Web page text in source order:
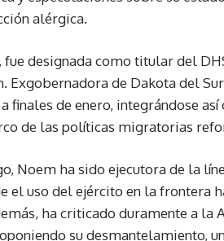
alérgica.
fue designada como titular del
Exgobernadora de Dakota del
finales de enero, integrándose
de las políticas migratorias
Noem ha sido ejecutora de la
el uso del ejército en la frontera
ha criticado duramente a la
su desmantelamiento,